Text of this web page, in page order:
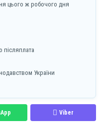
цього ж робочого дня
післяплата
України
Viber